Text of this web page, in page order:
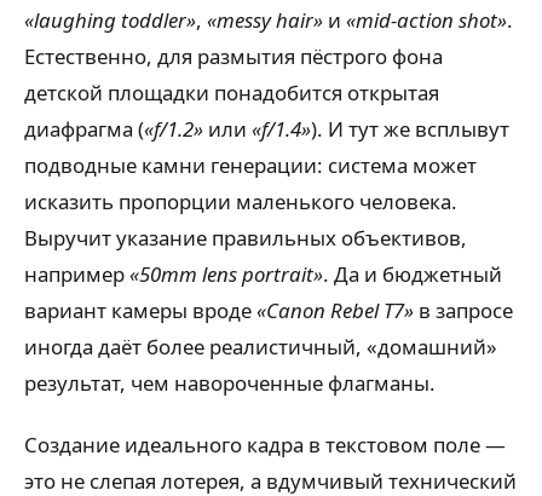
«laughing toddler», «messy hair» и «mid-action shot».
Естественно, для размытия пёстрого фона
детской площадки понадобится открытая
диафрагма («f/1.2» или «f/1.4»). И тут же всплывут
подводные камни генерации: система может
исказить пропорции маленького человека.
Выручит указание правильных объективов,
например«50mm lens portrait». Да и бюджетный
вариант камеры вроде«Canon Rebel T7» в запросе
иногда даёт более реалистичный, «домашний»
результат, чем навороченные флагманы.
Создание идеального кадра в текстовом поле —
это не слепая лотерея, а вдумчивый технический